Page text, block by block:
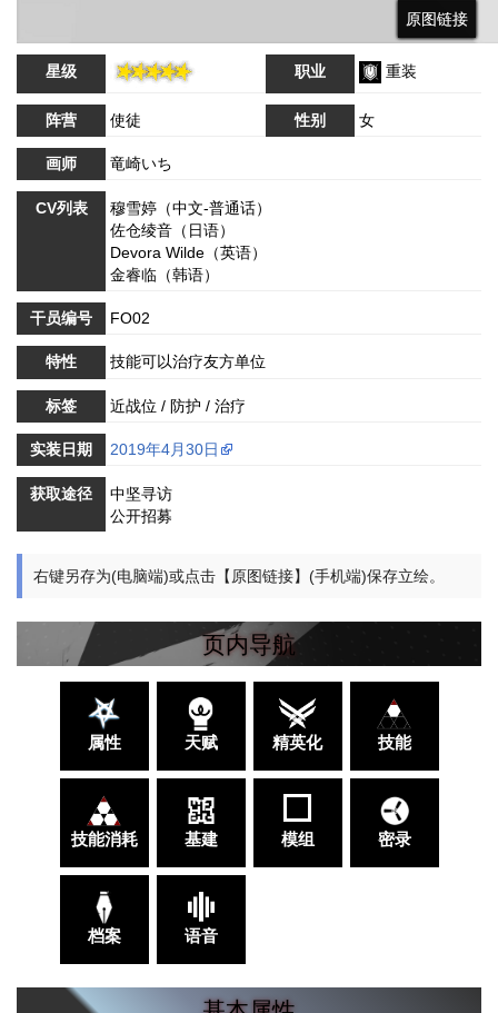
原图链接
原图链接
原图链接
星级 职业 重装
阵营 使徒 性别 女
画师 竜崎いち
CV列表
穆雪婷（中文-普通话）
佐仓绫音（日语）
Devora Wilde（英语）
金睿临（韩语）
干员编号 FO02
特性 技能可以治疗友方单位
标签 近战位 / 防护 / 治疗
实装日期 2019年4月30日
获取途径
中坚寻访
公开招募
右键另存为(电脑端)或点击【原图链接】(手机端)保存立绘。
页内导航
属性 天赋 精英化 技能
技能消耗 基建 模组 密录
档案 语音